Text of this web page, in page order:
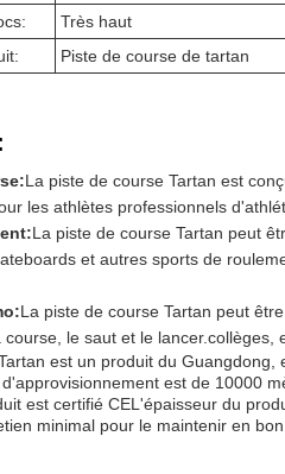
Très haut
Piste de course de tartan
La piste de course Tartan est
les athlètes professionnels
La piste de course Tartan peut
et autres sports de
La piste de course Tartan peut
le saut et le
est un produit du
est de 10000
est certifié CEL'épaisseur du
minimal pour le maintenir en bon